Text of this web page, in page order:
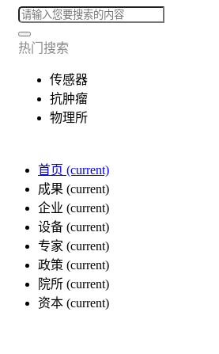
热门搜索
传感器
抗肿瘤
物理所
首页 (current)
成果 (current)
企业 (current)
设备 (current)
专家 (current)
政策 (current)
院所 (current)
资本 (current)